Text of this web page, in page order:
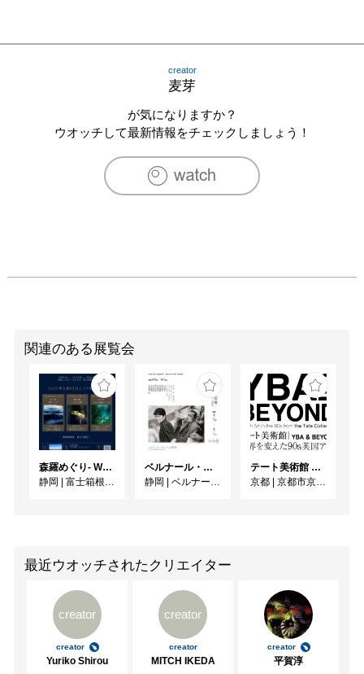
creator
麦芽
が気になりますか？
ウオッチして最新情報をチェックしましょう！
関連のある展覧会
森羅めぐり- Wandering in Shinra -
静岡 | 富士箱根カントリークラブ
ベルナール・ビュフェと写真 ーカメラがとらえたビュフェとその時代、そして21 世紀へ
静岡 | ベルナール・ビュフェ美術館
テート美術館 ― YBA & BEYOND 世界を変えた90s英国アート
京都 | 京都市京セラ美術館
最近ウオッチされたクリエイター
creator
creator
Yuriko Shirou
creator
creator
MITCH IKEDA
creator
平賀淳